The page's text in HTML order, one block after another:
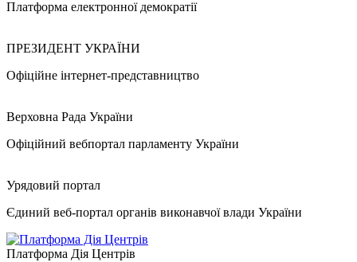
Платформа електронної демократії
ПРЕЗИДЕНТ УКРАЇНИ
Офіційне інтернет-представництво
Верховна Рада України
Офіційний вебпортал парламенту України
Урядовий портал
Єдиний веб-портал органів виконавчої влади України
Платформа Дія Центрів